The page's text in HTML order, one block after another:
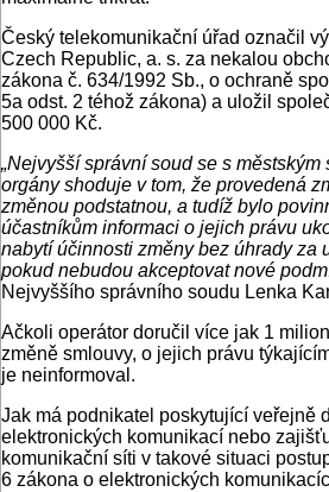
Český telekomunikační úřad označil
Czech Republic, a. s. za nekalou
zákona č. 634/1992 Sb., o ochraně
5a odst. 2 téhož zákona) a uložil
500 000 Kč.
„Nejvyšší správní soud se s
orgány shoduje v tom, že provedená
změnou podstatnou, a tudíž bylo
účastníkům informaci o jejich právu
nabytí účinnosti změny bez úhrady za
pokud nebudou akceptovat nové
Nejvyššího správního soudu Lenka
Ačkoli operátor doručil více jak 1
změně smlouvy, o jejich právu
je neinformoval.
Jak má podnikatel poskytující veřejně
elektronických komunikací nebo
komunikační síti v takové situaci
6 zákona o elektronických